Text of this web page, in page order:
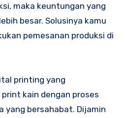
maka keuntungan yang
besar. Solusinya kamu
pemesanan produksi di
printing yang
kain dengan proses
yang bersahabat. Dijamin